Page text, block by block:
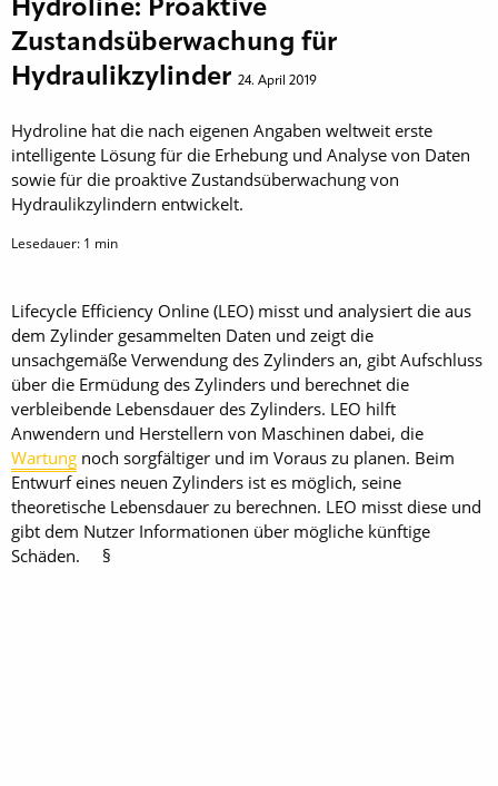
Hydroline: Proaktive
Zustandsüberwachung für
Hydraulikzylinder 24. April 2019
Hydroline hat die nach eigenen Angaben weltweit erste
intelligente Lösung für die Erhebung und Analyse von Daten
sowie für die proaktive Zustandsüberwachung von
Hydraulikzylindern entwickelt.
Lesedauer: 1 min
Lifecycle Efficiency Online (LEO) misst und analysiert die aus
dem Zylinder gesammelten Daten und zeigt die
unsachgemäße Verwendung des Zylinders an, gibt Aufschluss
über die Ermüdung des Zylinders und berechnet die
verbleibende Lebensdauer des Zylinders. LEO hilft
Anwendern und Herstellern von Maschinen dabei, die
Wartung noch sorgfältiger und im Voraus zu planen. Beim
Entwurf eines neuen Zylinders ist es möglich, seine
theoretische Lebensdauer zu berechnen. LEO misst diese und
gibt dem Nutzer Informationen über mögliche künftige
Schäden. §